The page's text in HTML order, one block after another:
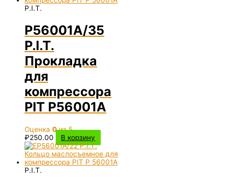
P.I.T.
P56001A/35
P.I.T.
Прокладка
для
компрессора
PIT P56001A
Оценка 0из 5
₽250.00 В корзину
P.I.T.